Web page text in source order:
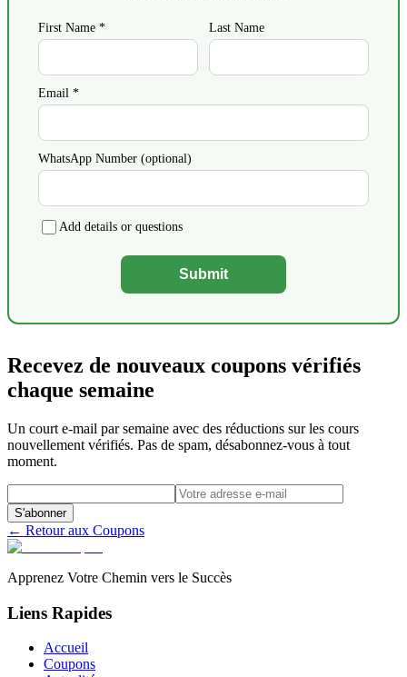
First Name * Last Name
Email *
WhatsApp Number (optional)
Add details or questions
Submit
Recevez de nouveaux coupons vérifiés
chaque semaine
Un court e-mail par semaine avec des réductions sur les cours
nouvellement vérifiés. Pas de spam, désabonnez-vous à tout
moment.
S'abonner
← Retour aux Coupons
Apprenez Votre Chemin vers le Succès
Liens Rapides
Accueil
Coupons